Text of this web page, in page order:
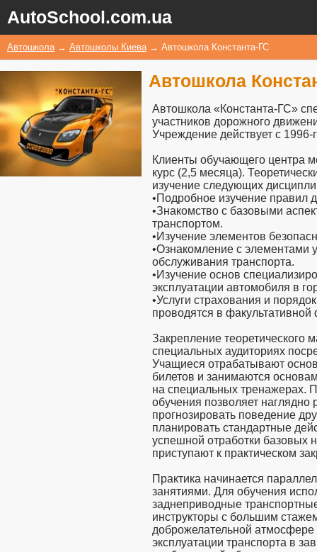
AutoSchool.com.ua
Автошкола → Автошколы Киева → Автошкола Константа-ГС
Автошкола
Автошкола «Константа-ГС»
участников дорожного
Учреждение действует с 1996-
Клиенты обучающего центра
курс (2,5 месяца).
изучение следующих
•Подробное изучение правил
•Знакомство с базовыми
транспортом.
•Изучение элементов
•Ознакомление с элементами
обслуживания транспорта.
•Изучение основ
эксплуатации автомобиля в
•Услуги страхования и
проводятся в
Закрепление теоретического
специальных аудиториях
Учащиеся отрабатывают
билетов и занимаются
на специальных тренажерах.
обучения позволяет наглядно
прогнозировать поведение
планировать стандартные
успешной отработки базовых
приступают к практическом
Практика начинается
занятиями. Для обучения
заднеприводные
инструкторы с большим
доброжелательной
эксплуатации транспорта в